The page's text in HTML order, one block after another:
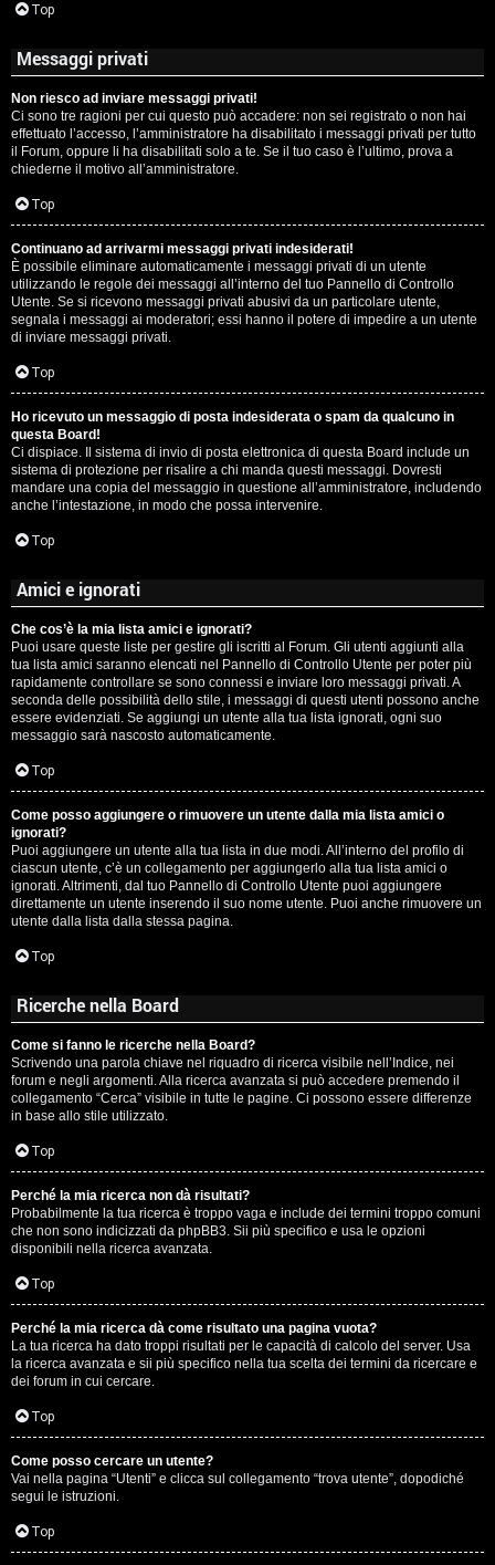
Top
Messaggi privati
Non riesco ad inviare messaggi privati!
Ci sono tre ragioni per cui questo può accadere: non sei registrato o non hai
effettuato l’accesso, l’amministratore ha disabilitato i messaggi privati per tutto
il Forum, oppure li ha disabilitati solo a te. Se il tuo caso è l’ultimo, prova a
chiederne il motivo all’amministratore.
Top
Continuano ad arrivarmi messaggi privati indesiderati!
È possibile eliminare automaticamente i messaggi privati ​​di un utente
utilizzando le regole dei messaggi all’interno del tuo Pannello di Controllo
Utente. Se si ricevono messaggi privati ​​abusivi da un particolare utente,
segnala i messaggi ai moderatori; essi hanno il potere di impedire a un utente
di inviare messaggi privati​​.
Top
Ho ricevuto un messaggio di posta indesiderata o spam da qualcuno in
questa Board!
Ci dispiace. Il sistema di invio di posta elettronica di questa Board include un
sistema di protezione per risalire a chi manda questi messaggi. Dovresti
mandare una copia del messaggio in questione all’amministratore, includendo
anche l’intestazione, in modo che possa intervenire.
Top
Amici e ignorati
Che cos’è la mia lista amici e ignorati?
Puoi usare queste liste per gestire gli iscritti al Forum. Gli utenti aggiunti alla
tua lista amici saranno elencati nel Pannello di Controllo Utente per poter più
rapidamente controllare se sono connessi e inviare loro messaggi privati. A
seconda delle possibilità dello stile, i messaggi di questi utenti possono anche
essere evidenziati. Se aggiungi un utente alla tua lista ignorati, ogni suo
messaggio sarà nascosto automaticamente.
Top
Come posso aggiungere o rimuovere un utente dalla mia lista amici o
ignorati?
Puoi aggiungere un utente alla tua lista in due modi. All’interno del profilo di
ciascun utente, c’è un collegamento per aggiungerlo alla tua lista amici o
ignorati. Altrimenti, dal tuo Pannello di Controllo Utente puoi aggiungere
direttamente un utente inserendo il suo nome utente. Puoi anche rimuovere un
utente dalla lista dalla stessa pagina.
Top
Ricerche nella Board
Come si fanno le ricerche nella Board?
Scrivendo una parola chiave nel riquadro di ricerca visibile nell’Indice, nei
forum e negli argomenti. Alla ricerca avanzata si può accedere premendo il
collegamento “Cerca” visibile in tutte le pagine. Ci possono essere differenze
in base allo stile utilizzato.
Top
Perché la mia ricerca non dà risultati?
Probabilmente la tua ricerca è troppo vaga e include dei termini troppo comuni
che non sono indicizzati da phpBB3. Sii più specifico e usa le opzioni
disponibili nella ricerca avanzata.
Top
Perché la mia ricerca dà come risultato una pagina vuota?
La tua ricerca ha dato troppi risultati per le capacità di calcolo del server. Usa
la ricerca avanzata e sii più specifico nella tua scelta dei termini da ricercare e
dei forum in cui cercare.
Top
Come posso cercare un utente?
Vai nella pagina “Utenti” e clicca sul collegamento “trova utente”, dopodiché
segui le istruzioni.
Top